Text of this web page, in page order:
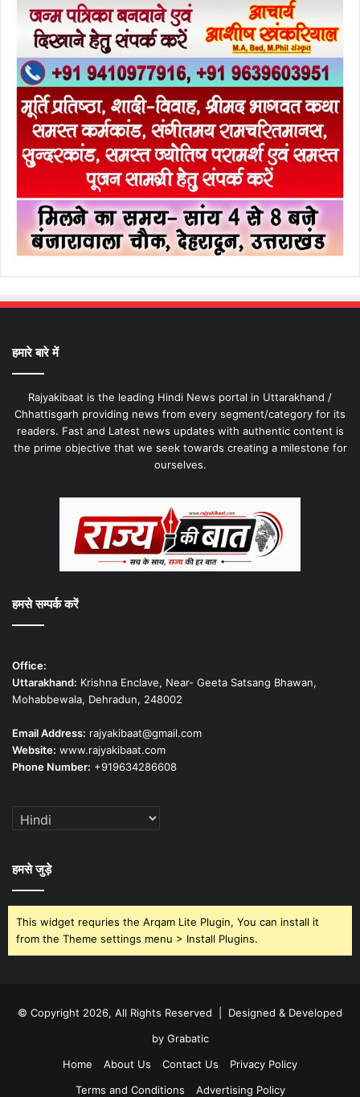
हमारे बारे में
Rajyakibaat is the leading Hindi News portal in Uttarakhand /
Chhattisgarh providing news from every segment/category for its
readers. Fast and Latest news updates with authentic content is
the prime objective that we seek towards creating a milestone for
ourselves.
हमसे सम्पर्क करें
Office:
Uttarakhand: Krishna Enclave, Near- Geeta Satsang Bhawan,
Mohabbewala, Dehradun, 248002
Email Address: rajyakibaat@gmail.com
Website: www.rajyakibaat.com
Phone Number: +919634286608
हमसे जुड़े
This widget requries the Arqam Lite Plugin, You can install it
from the Theme settings menu > Install Plugins.
© Copyright 2026, All Rights Reserved | Designed & Developed
by Grabatic
Home
About Us Contact Us
Privacy Policy
Terms and Conditions
Advertising Policy